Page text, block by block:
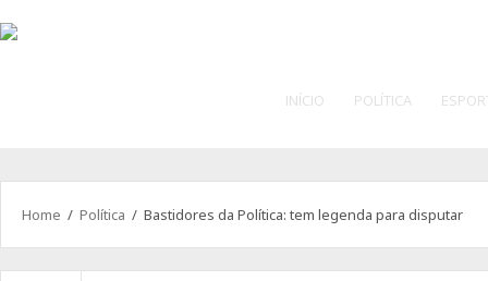
INÍCIO POLÍTICA
Home /Política / Bastidores da Política: tem legenda para disputar